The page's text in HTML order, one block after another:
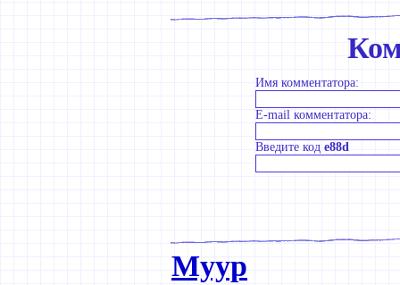
Имя комментатора:
E-mail комментатора:
Введите код e88d
Муур